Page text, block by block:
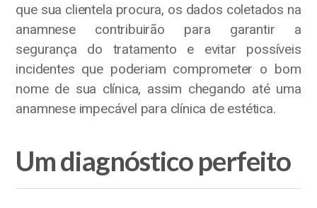
que sua clientela procura, os dados coletados na
anamnese contribuirão para garantir a
segurança do tratamento e evitar possíveis
incidentes que poderiam comprometer o bom
nome de sua clínica, assim chegando até uma
anamnese impecável para clínica de estética.
Um diagnóstico perfeito